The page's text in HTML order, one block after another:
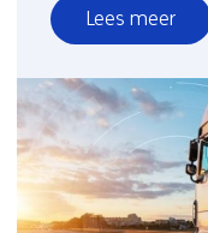
Lees meer
over
MARQ
opent
zijn
deuren:
een
plek